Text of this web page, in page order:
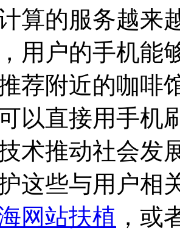
算的服务越来
用户的手机能
荐附近的咖啡
以直接用手机
术推动社会发
这些与用户相
网站扶植 ，或